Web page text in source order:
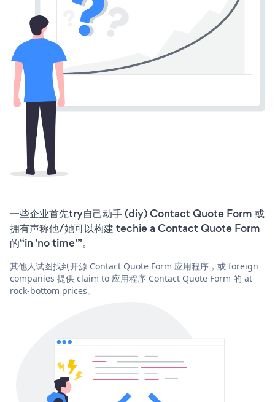
一些企业首先try自己动手 (diy) Contact Quote Form 或
拥有声称他/她可以构建 techie a Contact Quote Form
的“in 'no time'”。
其他人试图找到开源 Contact Quote Form 应用程序，或 foreign
companies 提供 claim to 应用程序 Contact Quote Form 的 at
rock-bottom prices。